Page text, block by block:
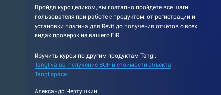
Пройдя курс целиком, вы поэтапно пройдете все шаги
пользователя при работе с продуктом: от регистрации и
установки плагина для Revit до получения отчётов о всех
видах проверок из вашего EIR.
Изучить курсы по другим продуктам Tangl:
Tangl value: получение ВОР и стоимости объекта
Tangl space
Александр Чертушкин